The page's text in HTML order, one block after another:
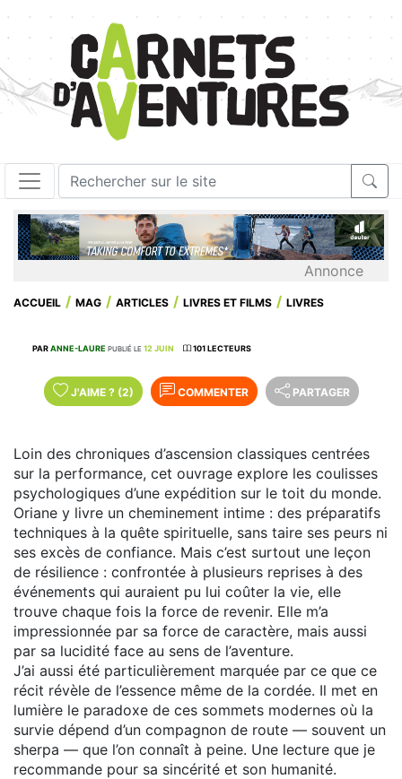
Annonce
ACCUEIL MAG ARTICLES LIVRES ET FILMS LIVRES
PARANNE-LAURE PUBLIÉ LE 12 JUIN 101 LECTEURS
J'AIME ? (2) COMMENTER PARTAGER
Loin des chroniques d’ascension classiques centrées
sur la performance, cet ouvrage explore les coulisses
psychologiques d’une expédition sur le toit du monde.
Oriane y livre un cheminement intime : des préparatifs
techniques à la quête spirituelle, sans taire ses peurs ni
ses excès de confiance. Mais c’est surtout une leçon
de résilience : confrontée à plusieurs reprises à des
événements qui auraient pu lui coûter la vie, elle
trouve chaque fois la force de revenir. Elle m’a
impressionnée par sa force de caractère, mais aussi
par sa lucidité face au sens de l’aventure.
J’ai aussi été particulièrement marquée par ce que ce
récit révèle de l’essence même de la cordée. Il met en
lumière le paradoxe de ces sommets modernes où la
survie dépend d’un compagnon de route — souvent un
sherpa — que l’on connaît à peine. Une lecture que je
recommande pour sa sincérité et son humanité.